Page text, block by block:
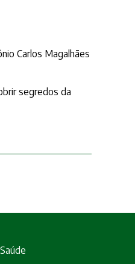
Carlos Magalhães
segredos da
Saúde